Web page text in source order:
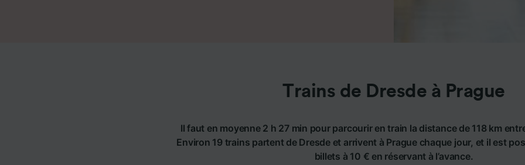
Trains de Dresde à Prague
Il faut en moyenne 2 h 27 min pour parcourir en train la distance de 118 km
Environ 19 trains partent de Dresde et arrivent à Prague chaque jour, et il est
billets à 10 € en réservant à l’avance.